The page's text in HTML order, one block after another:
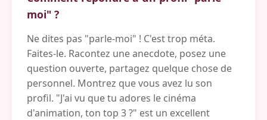
moi" ?
Ne dites pas "parle-moi" ! C'est trop méta.
Faites-le. Racontez une anecdote, posez une
question ouverte, partagez quelque chose de
personnel. Montrez que vous avez lu son
profil. "J'ai vu que tu adores le cinéma
d'animation, ton top 3 ?" est un excellent